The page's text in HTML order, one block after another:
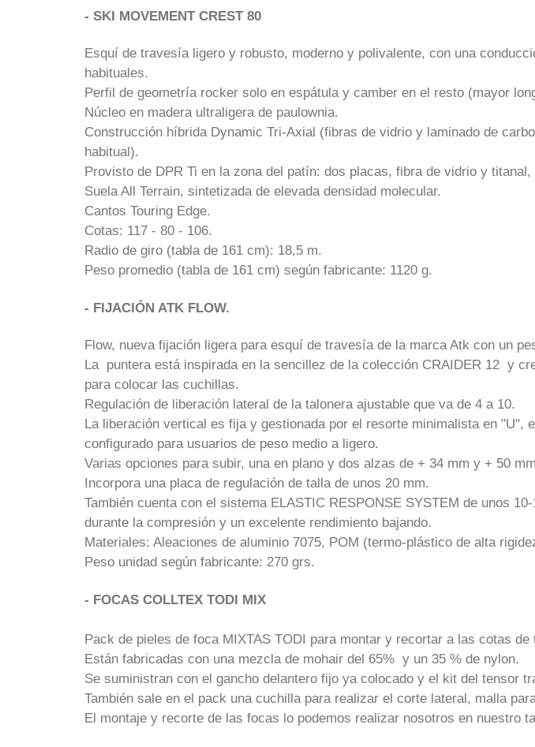
- SKI MOVEMENT CREST 80
Esquí de travesía ligero y robusto, moderno y polivalente, con una
habituales.
Perfil de geometría rocker solo en espátula y camber en el resto (mayor
Núcleo en madera ultraligera de paulownia.
Construcción híbrida Dynamic Tri-Axial (fibras de vidrio y laminado de
habitual).
Provisto de DPR Ti en la zona del patín: dos placas, fibra de vidrio y
Suela All Terrain, sintetizada de elevada densidad molecular.
Cantos Touring Edge.
Cotas: 117 - 80 - 106.
Radio de giro (tabla de 161 cm): 18,5 m.
Peso promedio (tabla de 161 cm) según fabricante: 1120 g.
- FIJACIÓN ATK FLOW.
Flow, nueva fijación ligera para esquí de travesía de la marca Atk con un
La puntera está inspirada en la sencillez de la colección CRAIDER 12 y
para colocar las cuchillas.
Regulación de liberación lateral de la talonera ajustable que va de 4 a 10.
La liberación vertical es fija y gestionada por el resorte minimalista en "U",
configurado para usuarios de peso medio a ligero.
Varias opciones para subir, una en plano y dos alzas de + 34 mm y + 50
Incorpora una placa de regulación de talla de unos 20 mm.
También cuenta con el sistema ELASTIC RESPONSE SYSTEM de unos
durante la compresión y un excelente rendimiento bajando.
Materiales: Aleaciones de aluminio 7075, POM (termo-plástico de alta
Peso unidad según fabricante: 270 grs.
- FOCAS COLLTEX TODI MIX
Pack de pieles de foca MIXTAS TODI para montar y recortar a las cotas de
Están fabricadas con una mezcla de mohair del 65% y un 35 % de nylon.
Se suministran con el gancho delantero fijo ya colocado y el kit del tensor
También sale en el pack una cuchilla para realizar el corte lateral, malla
El montaje y recorte de las focas lo podemos realizar nosotros en nuestro